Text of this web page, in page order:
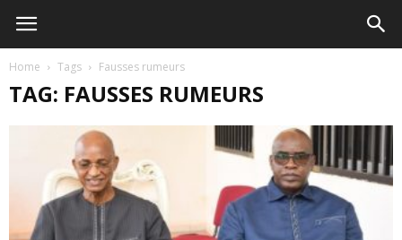
Home Tags Fausses rumeurs
TAG: FAUSSES RUMEURS